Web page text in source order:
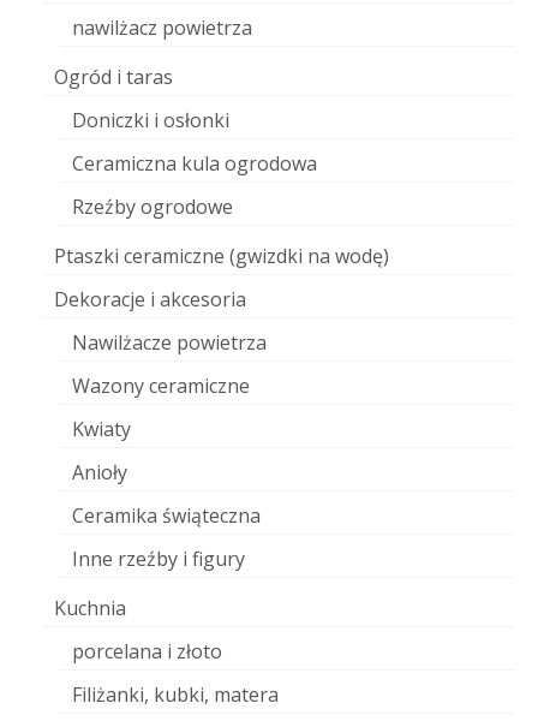
nawilżacz powietrza
Ogród i taras
Doniczki i osłonki
Ceramiczna kula ogrodowa
Rzeźby ogrodowe
Ptaszki ceramiczne (gwizdki na wodę)
Dekoracje i akcesoria
Nawilżacze powietrza
Wazony ceramiczne
Kwiaty
Anioły
Ceramika świąteczna
Inne rzeźby i figury
Kuchnia
porcelana i złoto
Filiżanki, kubki, matera